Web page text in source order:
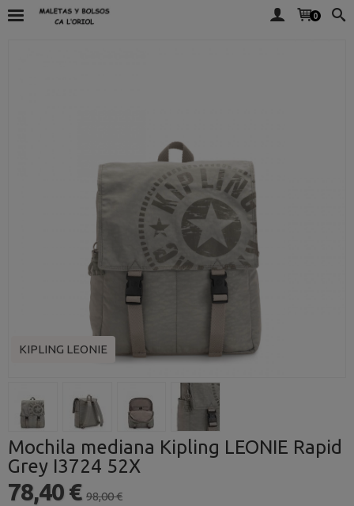
0
KIPLING LEONIE
Mochila mediana Kipling LEONIE Rapid
Grey​ I3724 52X
78,40 € 98,00 €